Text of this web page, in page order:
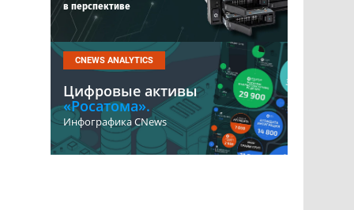
в перспективе
CNEWS ANALYTICS
Цифровые активы
«Росатома».
Инфографика CNews